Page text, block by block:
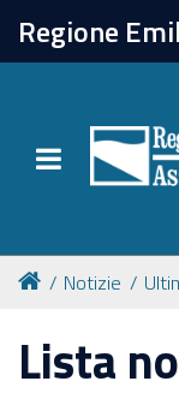
Regione
Toggle
chiudi
Attività
Per chi vive
Newsletter
Notizie
Lista